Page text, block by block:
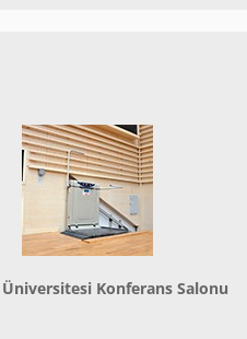
Üniversitesi Konferans Salonu